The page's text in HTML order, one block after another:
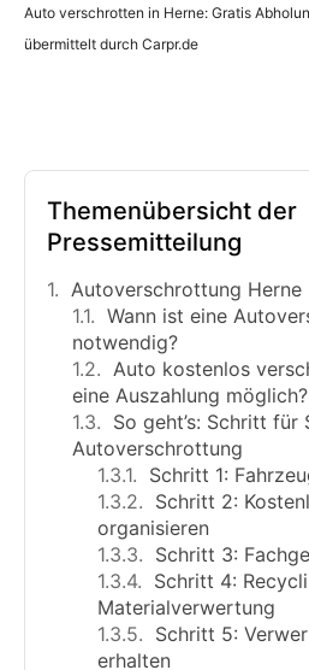
Auto verschrotten in Herne: Gratis
übermittelt durch Carpr.de
Themenübersicht der
Pressemitteilung
Autoverschrottung Herne
Wann ist eine
notwendig?
Auto kostenlos
eine Auszahlung möglich?
So geht’s: Schritt für
Autoverschrottung
Schritt 1:
Schritt 2:
organisieren
Schritt 3:
Schritt 4:
Materialverwertung
Schritt 5:
erhalten